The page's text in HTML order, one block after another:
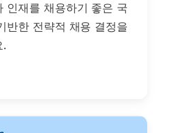
인재를 채용하기 좋은 국
반한 전략적 채용 결정을
.